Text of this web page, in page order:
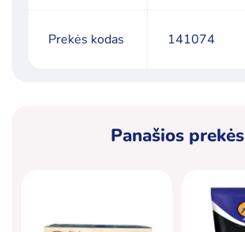
Prekės kodas 141074
Panašios prekės